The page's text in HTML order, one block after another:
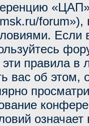
forum»),
Если
эти правила
вас об